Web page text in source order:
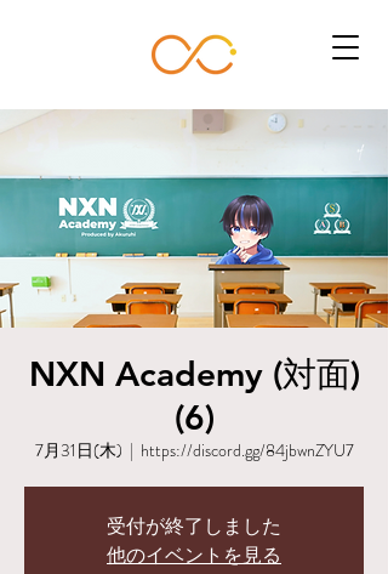
NXN Academy (対面)
(6)
7月31日(木)
  |
https://discord.gg/84jbwnZYU7
受付が終了しました
他のイベントを見る